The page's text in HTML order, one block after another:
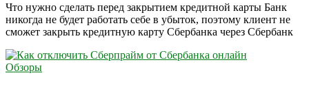
Что нужно сделать перед закрытием кредитной карты Банк
никогда не будет работать себе в убыток, поэтому клиент не
сможет закрыть кредитную карту Сбербанка через Сбербанк
Обзоры